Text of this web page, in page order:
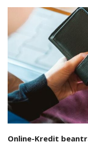
Online-Kredit